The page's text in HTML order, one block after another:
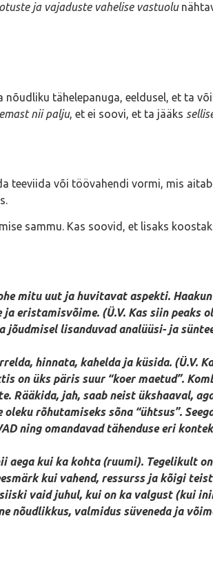
ja vajaduste vahelise vastuolu
tähelepanuga, eeldusel, et ta
nii palju, et ei soovi, et ta jääks
teeviida või töövahendi vormi, mis
sammu. Kas soovid, et lisaks
mitu uut ja huvitavat aspekti.
eristamisvõime. (Ü.V. Kas siin peaks
lisanduvad analüüsi- ja
hinnata, kahelda ja küsida. (Ü.V.
on üks päris suur “koer maetud”.
Rääkida, jah, saab neist ükshaaval,
rõhutamiseks sõna “ühtsus”.
ning omandavad tähenduse eri
aega kui ka kohta (ruumi). Tegelikult
kui vahend, ressurss ja kõigi
vaid juhul, kui on ka valgust (kui
nõudlikkus, valmidus süveneda ja